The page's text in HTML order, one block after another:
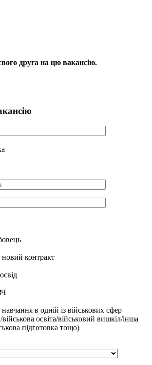
друга на цю вакансію.
контракт
в одній із військових сфер
освіта/військовий вишкіл/інша
підготовка тощо)